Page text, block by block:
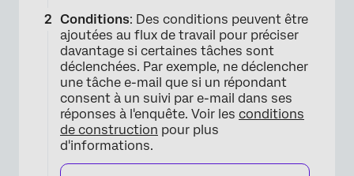
Conditions: Des conditions peuvent être
ajoutées au flux de travail pour préciser
davantage si certaines tâches sont
déclenchées. Par exemple, ne déclencher
une tâche e-mail que si un répondant
consent à un suivi par e-mail dans ses
réponses à l'enquête. Voir les conditions
de construction pour plus
d'informations.